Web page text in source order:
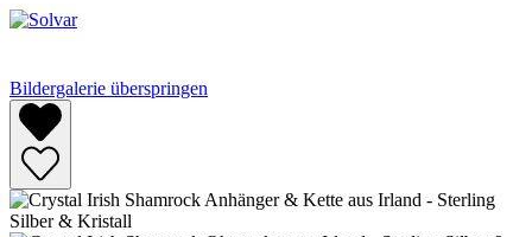
Bildergalerie überspringen